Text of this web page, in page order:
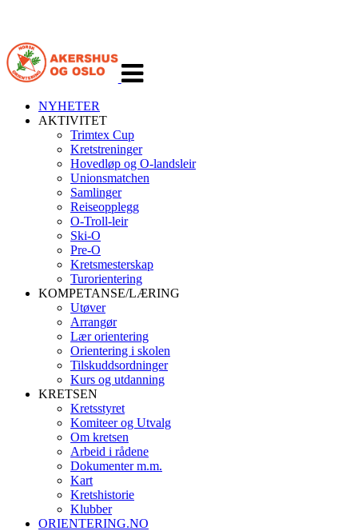
navigasjon
NYHETER
AKTIVITET
Trimtex Cup
Kretstreninger
Hovedløp og O-landsleir
Unionsmatchen
Samlinger
Reiseopplegg
O-Troll-leir
Ski-O
Pre-O
Kretsmesterskap
Turorientering
KOMPETANSE/LÆRING
Utøver
Arrangør
Lær orientering
Orientering i skolen
Tilskuddsordninger
Kurs og utdanning
KRETSEN
Kretsstyret
Komiteer og Utvalg
Om kretsen
Arbeid i rådene
Dokumenter m.m.
Kart
Kretshistorie
Klubber
ORIENTERING.NO